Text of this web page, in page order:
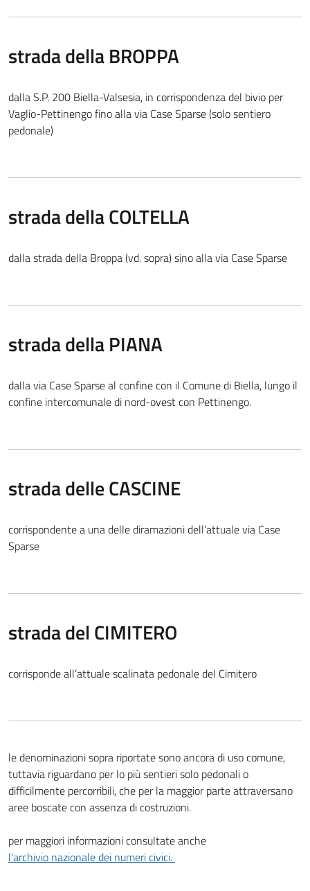
strada della BROPPA
dalla S.P. 200 Biella-Valsesia, in corrispondenza del bivio per
Vaglio-Pettinengo fino alla via Case Sparse (solo sentiero
pedonale)
strada della COLTELLA
dalla strada della Broppa (vd. sopra) sino alla via Case Sparse
strada della PIANA
dalla via Case Sparse al confine con il Comune di Biella, lungo il
confine intercomunale di nord-ovest con Pettinengo.
strada delle CASCINE
corrispondente a una delle diramazioni dell’attuale via Case
Sparse
strada del CIMITERO
corrisponde all’attuale scalinata pedonale del Cimitero
le denominazioni sopra riportate sono ancora di uso comune,
tuttavia riguardano per lo più sentieri solo pedonali o
difficilmente percorribili, che per la maggior parte attraversano
aree boscate con assenza di costruzioni.
per maggiori informazioni consultate anche
l'archivio nazionale dei numeri civici.